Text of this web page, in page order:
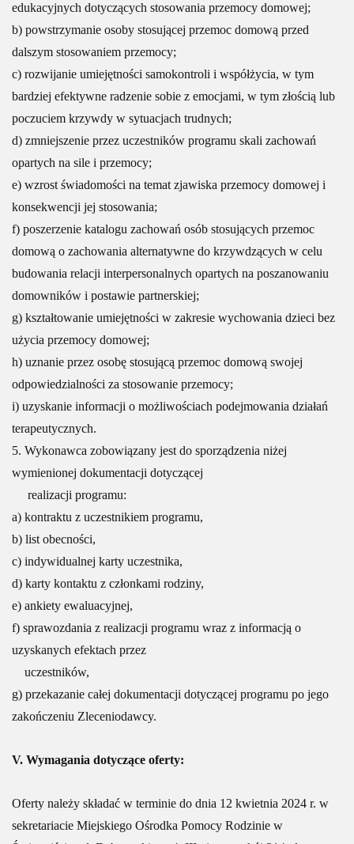
edukacyjnych dotyczących stosowania przemocy domowej;
b) powstrzymanie osoby stosującej przemoc domową przed
dalszym stosowaniem przemocy;
c) rozwijanie umiejętności samokontroli i współżycia, w tym
bardziej efektywne radzenie sobie z emocjami, w tym złością lub
poczuciem krzywdy w sytuacjach trudnych;
d) zmniejszenie przez uczestników programu skali zachowań
opartych na sile i przemocy;
e) wzrost świadomości na temat zjawiska przemocy domowej i
konsekwencji jej stosowania;
f) poszerzenie katalogu zachowań osób stosujących przemoc
domową o zachowania alternatywne do krzywdzących w celu
budowania relacji interpersonalnych opartych na poszanowaniu
domowników i postawie partnerskiej;
g) kształtowanie umiejętności w zakresie wychowania dzieci bez
użycia przemocy domowej;
h) uznanie przez osobę stosującą przemoc domową swojej
odpowiedzialności za stosowanie przemocy;
i) uzyskanie informacji o możliwościach podejmowania działań
terapeutycznych.
5. Wykonawca zobowiązany jest do sporządzenia niżej
wymienionej dokumentacji dotyczącej
realizacji programu:
a) kontraktu z uczestnikiem programu,
b) list obecności,
c) indywidualnej karty uczestnika,
d) karty kontaktu z członkami rodziny,
e) ankiety ewaluacyjnej,
f) sprawozdania z realizacji programu wraz z informacją o
uzyskanych efektach przez
uczestników,
g) przekazanie całej dokumentacji dotyczącej programu po jego
zakończeniu Zleceniodawcy.
V. Wymagania dotyczące oferty:
Oferty należy składać w terminie do dnia 12 kwietnia 2024 r. w
sekretariacie Miejskiego Ośrodka Pomocy Rodzinie w